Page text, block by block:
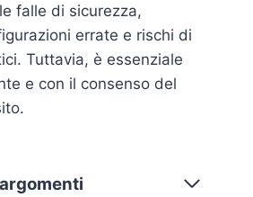
falle di sicurezza,
errate e rischi di
Tuttavia, è essenziale
e con il consenso del